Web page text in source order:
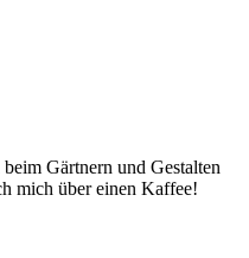
Gärtnern und Gestalten
mich über einen Kaffee!